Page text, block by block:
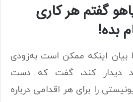
گفتم هر کاری
بده!
بیان اینکه ممکن است به‌زودی
دیدار کند، گفت که دست
را برای هر اقدامی درباره